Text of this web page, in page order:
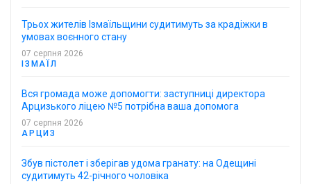
Трьох жителів Ізмаїльщини судитимуть за крадіжки в
умовах воєнного стану
07 серпня 2026
ІЗМАЇЛ
Вся громада може допомогти: заступниці директора
Арцизького ліцею №5 потрібна ваша допомога
07 серпня 2026
АРЦИЗ
Збув пістолет і зберігав удома гранату: на Одещині
судитимуть 42-річного чоловіка